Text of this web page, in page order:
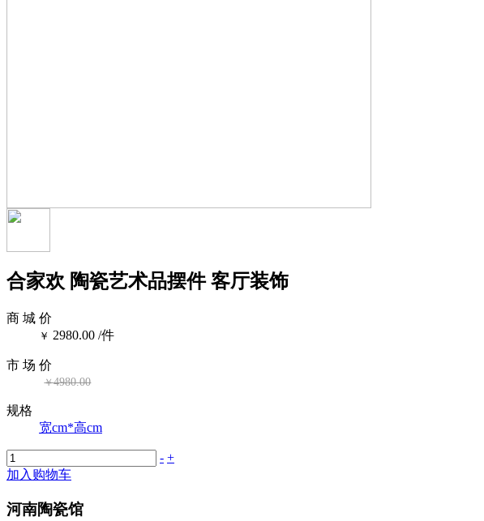
合家欢 陶瓷艺术品摆件 客厅装饰
商 城 价
￥ 2980.00 /件
市 场 价
￥4980.00
规格
宽cm*高cm
- +
加入购物车
河南陶瓷馆